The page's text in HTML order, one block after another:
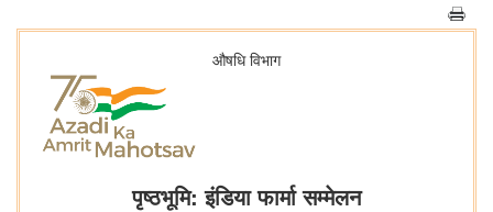
औषधि विभाग
पृष्ठभूमि: इंडिया फार्मा सम्मेलन